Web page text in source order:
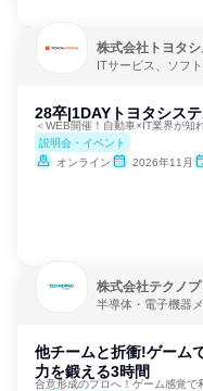
株式会社トヨタ
ITサービス、ソフ
28卒|1DAYトヨタシス
＜WEB開催！自動車×IT業界が知
説明会・イベント
オンライン
2026年11月
株式会社テクノプ
半導体・電子機器
他チームと折衝!ゲーム
力を鍛える3時間
合意形成のプロへ！ゲーム感覚で